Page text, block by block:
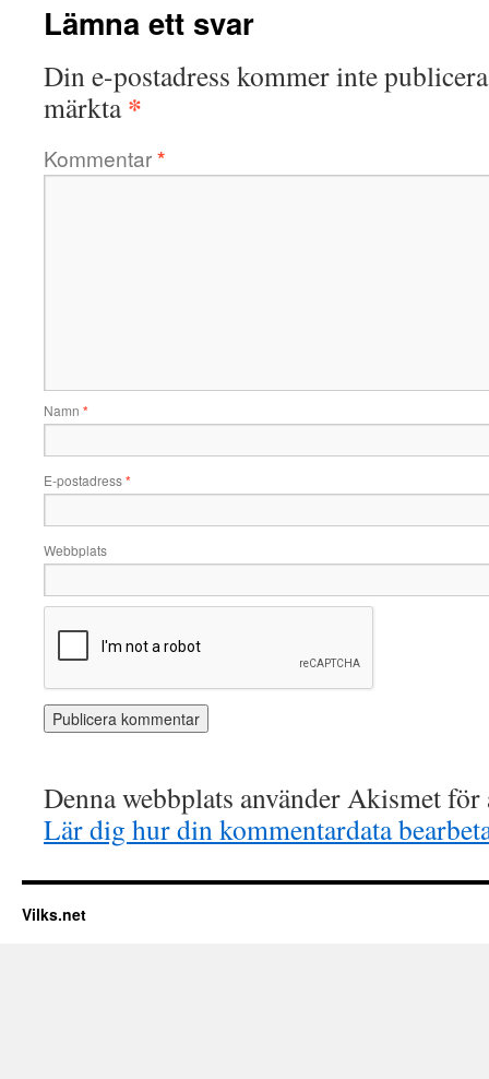
Lämna ett svar
Din e-postadress kommer inte
märkta*
Kommentar*
Namn *
E-postadress*
Webbplats
Denna webbplats använder Akismet
Lär dig hur din kommentardata
Vilks.net